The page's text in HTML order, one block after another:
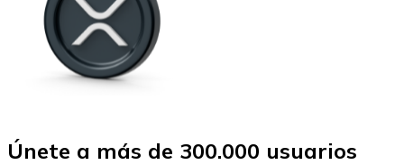
Únete a más de 300.000 usuarios